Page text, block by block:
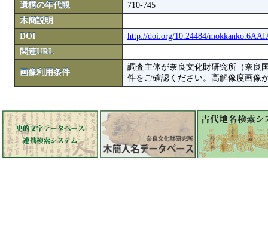
遺構の年代観
710-745
木簡説明
DOI
http://doi.org/10.24484/
関連URL
画像利用条件
調査主体が奈良文化財研究所（奈良
件をご確認ください。高解像度画像